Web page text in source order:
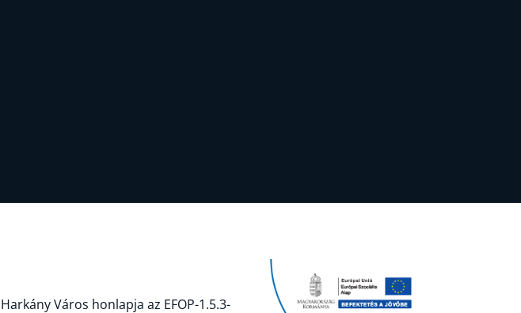
Harkány Város honlapja az EFOP-1.5.3-